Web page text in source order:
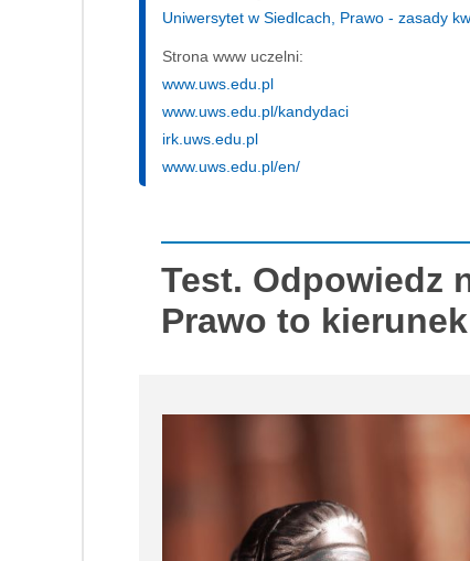
Uniwersytet w Siedlcach, Prawo - zasady
Strona www uczelni:
www.uws.edu.pl
www.uws.edu.pl/kandydaci
irk.uws.edu.pl
www.uws.edu.pl/en/
Test. Odpowiedz
Prawo to